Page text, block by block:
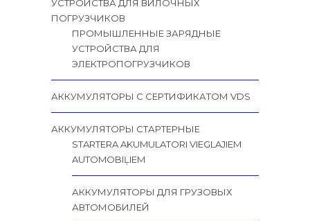
УСТРОЙСТВА ДЛЯ ВИЛОЧНЫХ
ПОГРУЗЧИКОВ
ПРОМЫШЛЕННЫЕ ЗАРЯДНЫЕ
УСТРОЙСТВА ДЛЯ
ЭЛЕКТРОПОГРУЗЧИКОВ
АККУМУЛЯТОРЫ С СЕРТИФИКАТОМ VDS
АККУМУЛЯТОРЫ СТАРТЕРНЫЕ
STARTERA AKUMULATORI VIEGLAJIEM
AUTOMOBIĻIEM
АККУМУЛЯТОРЫ ДЛЯ ГРУЗОВЫХ
АВТОМОБИЛЕЙ